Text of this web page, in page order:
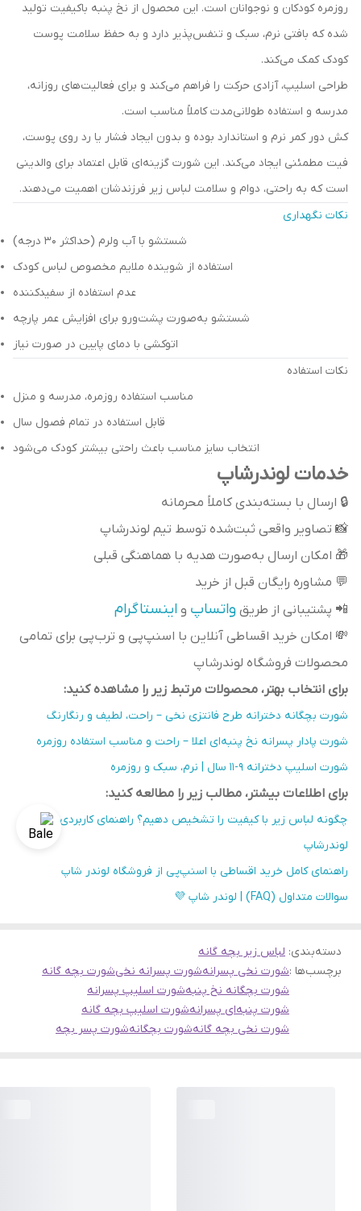
روزمره کودکان و نوجوانان است. این محصول از نخ پنبه باکیفیت تولید
شده که بافتی نرم، سبک و تنفس‌پذیر دارد و به حفظ سلامت پوست
کودک کمک می‌کند.
طراحی اسلیپ، آزادی حرکت را فراهم می‌کند و برای فعالیت‌های روزانه،
مدرسه و استفاده طولانی‌مدت کاملاً مناسب است.
کش دور کمر نرم و استاندارد بوده و بدون ایجاد فشار یا رد روی پوست،
فیت مطمئنی ایجاد می‌کند. این شورت گزینه‌ای قابل اعتماد برای والدینی
است که به راحتی، دوام و سلامت لباس زیر فرزندشان اهمیت می‌دهند.
نکات نگهداری
شستشو با آب ولرم (حداکثر ۳۰ درجه)
استفاده از شوینده ملایم مخصوص لباس کودک
عدم استفاده از سفیدکننده
شستشو به‌صورت پشت‌ورو برای افزایش عمر پارچه
اتوکشی با دمای پایین در صورت نیاز
نکات استفاده
مناسب استفاده روزمره، مدرسه و منزل
قابل استفاده در تمام فصول سال
انتخاب سایز مناسب باعث راحتی بیشتر کودک می‌شود
خدمات لوندرشاپ
🔒 ارسال با بسته‌بندی کاملاً محرمانه
📸 تصاویر واقعی ثبت‌شده توسط تیم لوندرشاپ
🎁 امکان ارسال به‌صورت هدیه با هماهنگی قبلی
💬 مشاوره رایگان قبل از خرید
📲 پشتیبانی از طریق واتساپ و اینستاگرام
💸 امکان خرید اقساطی آنلاین با اسنپ‌پی و ترب‌پی برای تمامی
محصولات فروشگاه لوندرشاپ
برای انتخاب بهتر، محصولات مرتبط زیر را مشاهده کنید:
شورت بچگانه دخترانه طرح فانتزی نخی – راحت، لطیف و رنگارنگ
شورت پادار پسرانه نخ پنبه‌ای اعلا – راحت و مناسب استفاده روزمره
شورت اسلیپ دخترانه ۹-۱۱ سال | نرم، سبک و روزمره
برای اطلاعات بیشتر، مطالب زیر را مطالعه کنید:
چگونه لباس زیر با کیفیت را تشخیص دهیم؟ راهنمای کاربردی از
لوندرشاپ
راهنمای کامل خرید اقساطی با اسنپ‌پی از فروشگاه لوندر شاپ
سوالات متداول (FAQ) | لوندر شاپ 💜
دسته‌بندی: لباس زیر بچه گانه
برچسب‌ها :شورت نخی پسرانهشورت پسرانه نخیشورت بچه گانه
شورت بچگانه نخ پنبهشورت اسلیپ پسرانه
شورت پنبه‌ای پسرانهشورت اسلیپ بچه گانه
شورت نخی بچه گانهشورت بچگانهشورت پسر بچه